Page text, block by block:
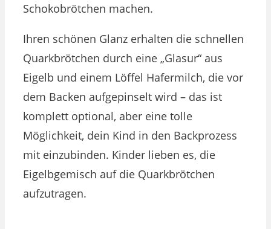
Schokobrötchen machen.
Ihren schönen Glanz erhalten die schnellen
Quarkbrötchen durch eine „Glasur“ aus
Eigelb und einem Löffel Hafermilch, die vor
dem Backen aufgepinselt wird – das ist
komplett optional, aber eine tolle
Möglichkeit, dein Kind in den Backprozess
mit einzubinden. Kinder lieben es, die
Eigelbgemisch auf die Quarkbrötchen
aufzutragen.